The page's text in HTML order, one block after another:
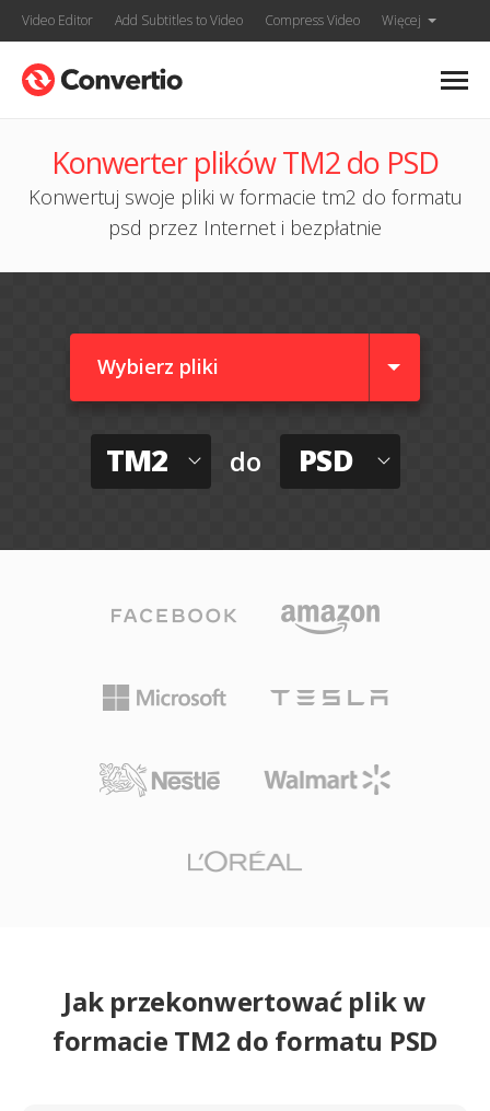
Video Editor Add Subtitles to Video Compress Video Więcej
Konwerter plików TM2 do PSD
Konwertuj swoje pliki w formacie tm2 do formatu
psd przez Internet i bezpłatnie
Wybierz pliki
TM2 do PSD
Jak przekonwertować plik w
formacie TM2 do formatu PSD